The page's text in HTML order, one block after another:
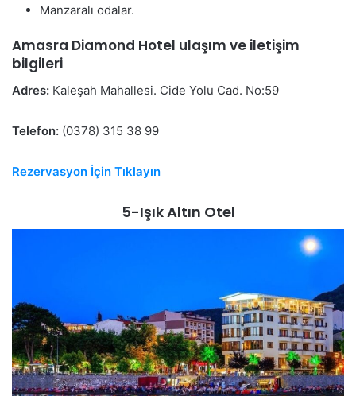
Manzaralı odalar.
Amasra Diamond Hotel ulaşım ve iletişim
bilgileri
Adres: Kaleşah Mahallesi. Cide Yolu Cad. No:59
Telefon: (0378) 315 38 99
Rezervasyon İçin Tıklayın
5-Işık Altın Otel